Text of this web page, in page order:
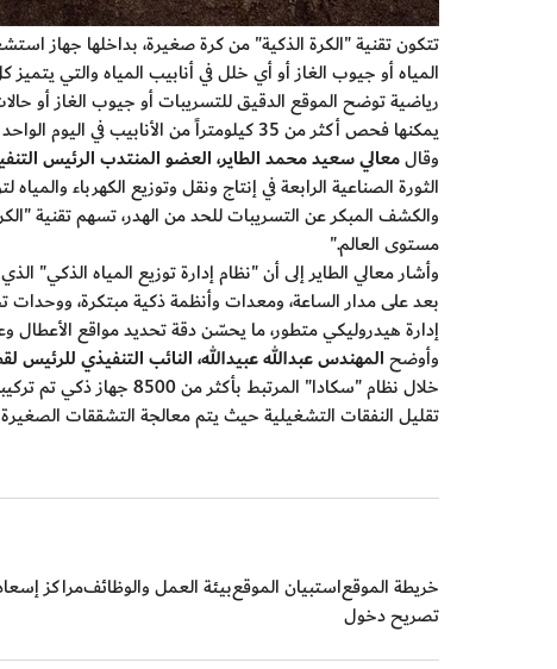
تتكون تقنية "الكرة الذكية" من كرة صغيرة، بداخلها جهاز
المياه أو جيوب الغاز أو أي خلل في أنابيب المياه والتي
يمكنها فحص أكثر من 35 كيلومتراً من الأنابيب في اليوم الواحد دون التأثير على تدفق المياه
وقالمعالي سعيد محمد الطاير، العضو المنتدب الرئيس
الثورة الصناعية الرابعة في إنتاج ونقل وتوزيع الكهرباء
مستوى العالم."
وأشار معالي الطاير إلى أن "نظام إدارة توزيع المياه الذكي"
بعد على مدار الساعة، ومعدات وأنظمة ذكية مبتكرة، ووحدات
إدارة هيدروليكي متطور، ما يحسّن دقة تحديد مواقع الأعطال
وأوضحالمهندس عبدالله عبيدالله، النائب التنفيذي للرئيس
تقليل النفقات التشغيلية حيث يتم معالجة التشققات
خريطة الموقعاستبيان الموقعبيئة العمل والوظائفمراكز
تصريح دخول